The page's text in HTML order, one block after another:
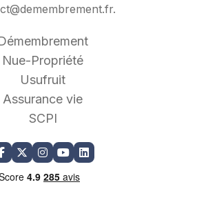
.
Nue-Propriété
Usufruit
Assurance vie
SCPI